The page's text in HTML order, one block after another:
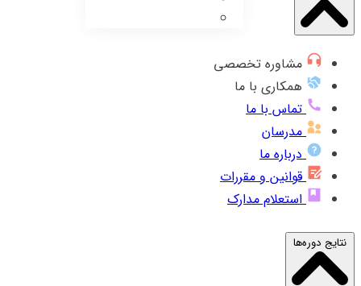
مشاوره تخصصی
همکاری با ما
تماس با ما
مدرسان
درباره ما
قوانین و مقررات
استعلام مدارک
نتایج دوره‌ها